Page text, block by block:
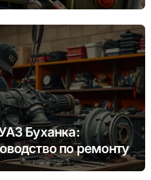
Буханка:
по ремонту